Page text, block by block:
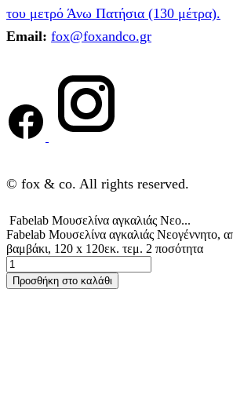
του μετρό Άνω Πατήσια (130 μέτρα).
Email: fox@foxandco.gr
© fox & co. All rights reserved.
Fabelab Μουσελίνα αγκαλιάς Νεο...
Fabelab Μουσελίνα αγκαλιάς Νεογέννητο,
βαμβάκι, 120 x 120εκ. τεμ. 2 ποσότητα
Προσθήκη στο καλάθι